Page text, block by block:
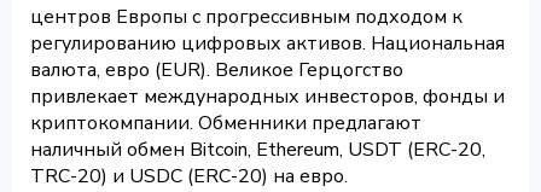
центров Европы с прогрессивным подходом к
регулированию цифровых активов. Национальная
валюта, евро (EUR). Великое Герцогство
привлекает международных инвесторов, фонды и
криптокомпании. Обменники предлагают
наличный обмен Bitcoin, Ethereum, USDT (ERC-20,
TRC-20) и USDC (ERC-20) на евро.